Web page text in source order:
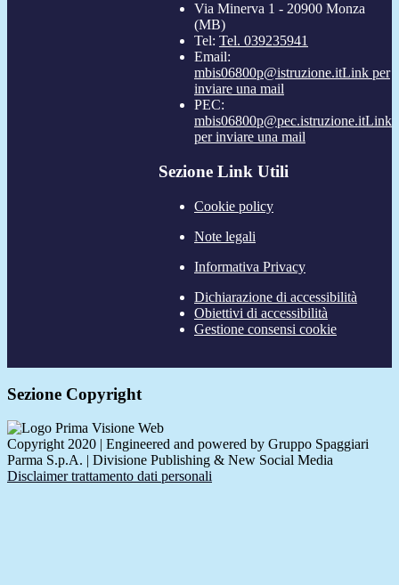
Via Minerva 1 - 20900 Monza
(MB)
Tel: Tel. 039235941
Email:
mbis06800p@istruzione.itLink per
inviare una mail
PEC:
mbis06800p@pec.istruzione.itLink
per inviare una mail
Sezione Link Utili
Cookie policy
Note legali
Informativa Privacy
Dichiarazione di accessibilità
Obiettivi di accessibilità
Gestione consensi cookie
Sezione Copyright
Copyright 2020 | Engineered and powered by Gruppo Spaggiari
Parma S.p.A. | Divisione Publishing & New Social Media
Disclaimer trattamento dati personali